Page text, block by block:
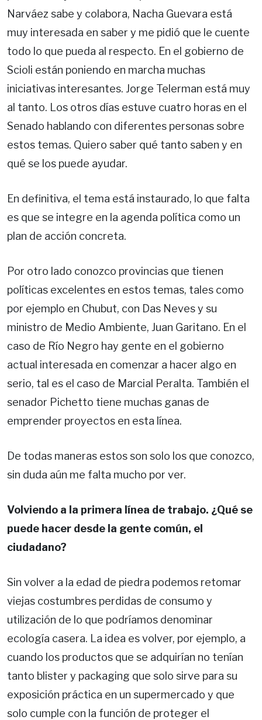
Narváez sabe y colabora, Nacha Guevara está
muy interesada en saber y me pidió que le cuente
todo lo que pueda al respecto. En el gobierno de
Scioli están poniendo en marcha muchas
iniciativas interesantes. Jorge Telerman está muy
al tanto. Los otros días estuve cuatro horas en el
Senado hablando con diferentes personas sobre
estos temas. Quiero saber qué tanto saben y en
qué se los puede ayudar.
En definitiva, el tema está instaurado, lo que falta
es que se integre en la agenda política como un
plan de acción concreta.
Por otro lado conozco provincias que tienen
políticas excelentes en estos temas, tales como
por ejemplo en Chubut, con Das Neves y su
ministro de Medio Ambiente, Juan Garitano. En el
caso de Río Negro hay gente en el gobierno
actual interesada en comenzar a hacer algo en
serio, tal es el caso de Marcial Peralta. También el
senador Pichetto tiene muchas ganas de
emprender proyectos en esta línea.
De todas maneras estos son solo los que conozco,
sin duda aún me falta mucho por ver.
Volviendo a la primera línea de trabajo. ¿Qué se
puede hacer desde la gente común, el
ciudadano?
Sin volver a la edad de piedra podemos retomar
viejas costumbres perdidas de consumo y
utilización de lo que podríamos denominar
ecología casera. La idea es volver, por ejemplo, a
cuando los productos que se adquirían no tenían
tanto blister y packaging que solo sirve para su
exposición práctica en un supermercado y que
solo cumple con la función de proteger el